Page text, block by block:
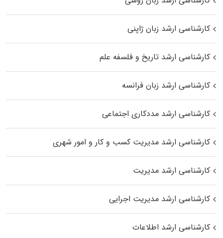
کارشناسی ارشد زبان ژاپنی
کارشناسی ارشد تاریخ و فلسفه علم
کارشناسی ارشد زبان فرانسه
کارشناسی ارشد مددکاری اجتماعی
کارشناسی ارشد مدیریت کسب و کار و امور شهری
کارشناسی ارشد مدیریت
کارشناسی ارشد مدیریت اجرایی
کارشناسی ارشد اطلاعات